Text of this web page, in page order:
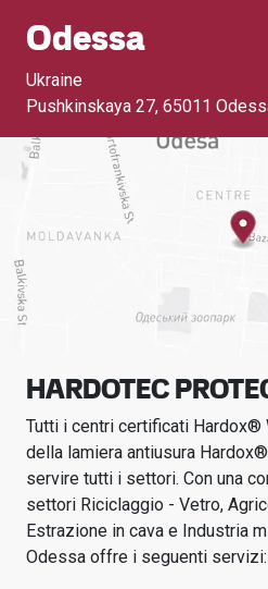
Odessa
Ukraine
Pushkinskaya 27, 65011
HARDOTEC
Tutti i centri certificati Hardox®
della lamiera antiusura
servire tutti i settori. Con una
settori Riciclaggio - Vetro,
Estrazione in cava e Industria
Odessa offre i seguenti servizi: